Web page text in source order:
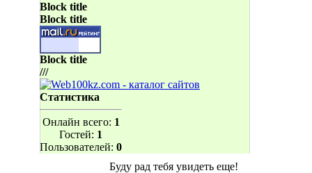
Block title
Block title
Block title
///
Статистика
Онлайн всего: 1
Гостей: 1
Пользователей: 0
Буду рад тебя увидеть еще!